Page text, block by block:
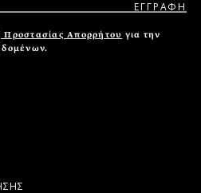
Προστασίας Απορρήτου για την